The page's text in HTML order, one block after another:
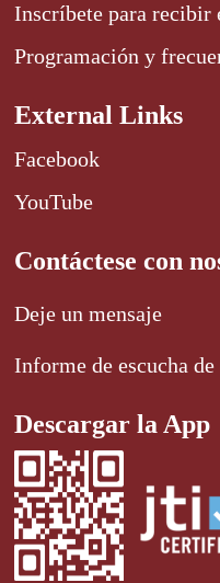
Inscríbete para
Programación y
External Links
Facebook
YouTube
Contáctese con
Deje un mensaje
Informe de escucha
Descargar la App